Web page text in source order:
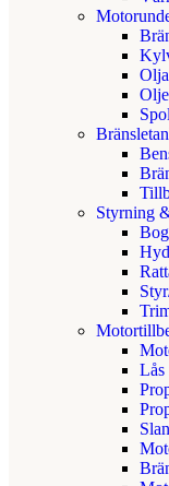
Olja
Styrning
Lås